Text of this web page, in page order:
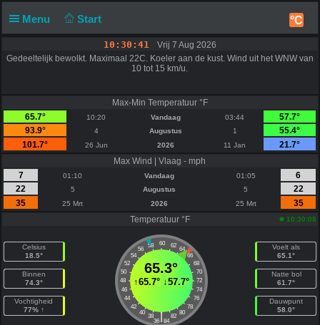
Menu Start °C
10:30:41
Vrij 7 Aug 2026
Gedeeltelijk bewolkt. Maximaal 22C. Koeler aan de kust. Wind uit het WNW van
10 tot 15 km/u.
Max-Min Temperatuur °F
65.7°
10:20 Vandaag 03:44
57.7°
93.9°
4 Augustus 1
55.4°
101.7°
26 Jun 2026 11 Jan
21.7°
Max Wind | Vlaag - mph
7
01:10 Vandaag 01:05
6
22
5 Augustus 5
22
35
25 Mrt 2026 25 Mrt
35
Temperatuur °F
10:30:08
Celsius
18.5°
Binnen
74.3°
Vochtigheid
77% ↑
60
58 62
56
64
54
66
52
68
50
70
48
72
46
74
44
76
42
78
40
80
38 82
|
36 84
65.3°
↑65.7°↓57.7°
Voelt als
65.1°
Natte bol
61.7°
Dauwpunt
58.0°